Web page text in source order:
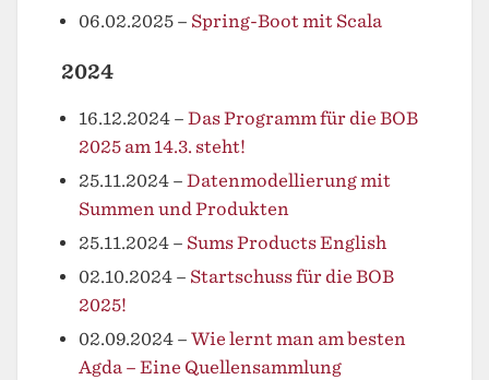
06.02.2025 – Spring-Boot mit Scala
2024
16.12.2024 – Das Programm für die BOB
2025 am 14.3. steht!
25.11.2024 – Datenmodellierung mit
Summen und Produkten
25.11.2024 – Sums Products English
02.10.2024 – Startschuss für die BOB
2025!
02.09.2024 – Wie lernt man am besten
Agda – Eine Quellen­sammlung